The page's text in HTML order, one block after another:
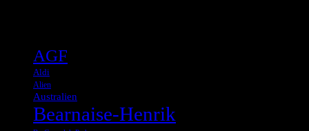
AGF
Aldi
Alien
Australien
Bearnaise-Henrik